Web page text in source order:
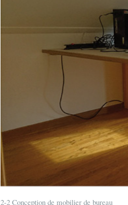
2-2 Conception de mobilier de bureau